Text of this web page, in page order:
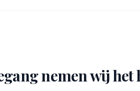
nemen wij